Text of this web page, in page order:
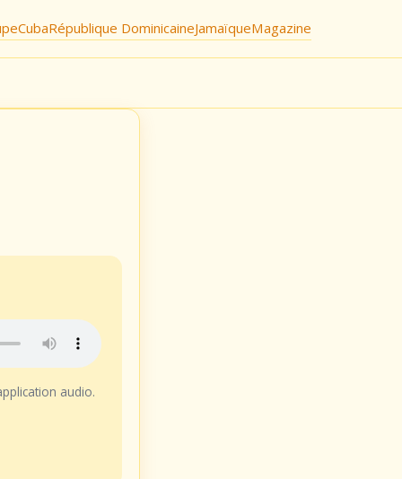
CubaRépublique DominicaineJamaïqueMagazine
audio.